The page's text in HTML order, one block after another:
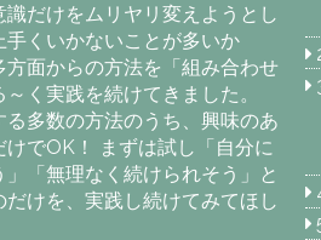
識だけをムリヤリ変えようとし
手くいかないことが多いか
面からの方法を「組み合わせ
～く実践を続けてきました。
る多数の方法のうち、興味のあ
けでOK！ まずは試し「自分に
」「無理なく続けられそう」と
だけを、実践し続けてみてほし